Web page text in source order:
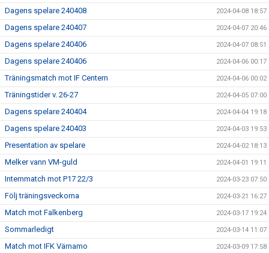
Dagens spelare 240408 2024-04-08 18:57
Dagens spelare 240407 2024-04-07 20:46
Dagens spelare 240406 2024-04-07 08:51
Dagens spelare 240406 2024-04-06 00:17
Träningsmatch mot IF Centern 2024-04-06 00:02
Träningstider v. 26-27 2024-04-05 07:00
Dagens spelare 240404 2024-04-04 19:18
Dagens spelare 240403 2024-04-03 19:53
Presentation av spelare 2024-04-02 18:13
Melker vann VM-guld 2024-04-01 19:11
Internmatch mot P17 22/3 2024-03-23 07:50
Följ träningsveckorna 2024-03-21 16:27
Match mot Falkenberg 2024-03-17 19:24
Sommarledigt 2024-03-14 11:07
Match mot IFK Värnamo 2024-03-09 17:58